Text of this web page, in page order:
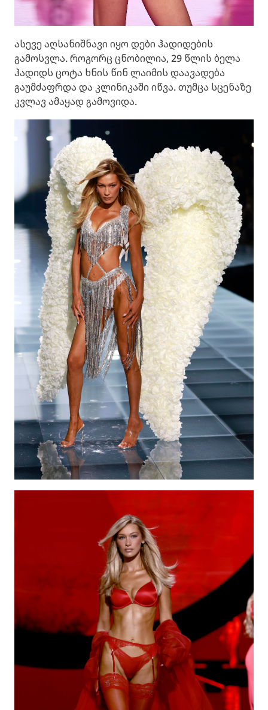
ასევე აღსანიშნავი იყო დები ჰადიდების
გამოსვლა. როგორც ცნობილია, 29 წლის ბელა
ჰადიდს ცოტა ხნის წინ ლაიმის დაავადება
გაუმძაფრდა და კლინიკაში იწვა. თუმცა სცენაზე
კვლავ ამაყად გამოვიდა.